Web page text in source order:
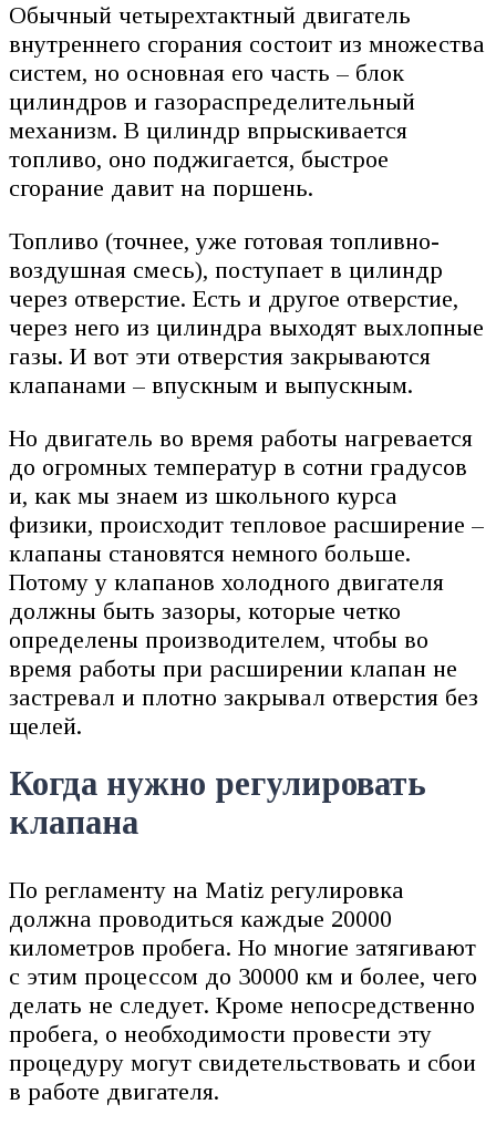
Обычный четырехтактный двигатель
внутреннего сгорания состоит из множества
систем, но основная его часть – блок
цилиндров и газораспределительный
механизм. В цилиндр впрыскивается
топливо, оно поджигается, быстрое
сгорание давит на поршень.
Топливо (точнее, уже готовая топливно-
воздушная смесь), поступает в цилиндр
через отверстие. Есть и другое отверстие,
через него из цилиндра выходят выхлопные
газы. И вот эти отверстия закрываются
клапанами – впускным и выпускным.
Но двигатель во время работы нагревается
до огромных температур в сотни градусов
и, как мы знаем из школьного курса
физики, происходит тепловое расширение –
клапаны становятся немного больше.
Потому у клапанов холодного двигателя
должны быть зазоры, которые четко
определены производителем, чтобы во
время работы при расширении клапан не
застревал и плотно закрывал отверстия без
щелей.
Когда нужно регулировать
клапана
По регламенту на Matiz регулировка
должна проводиться каждые 20000
километров пробега. Но многие затягивают
с этим процессом до 30000 км и более, чего
делать не следует. Кроме непосредственно
пробега, о необходимости провести эту
процедуру могут свидетельствовать и сбои
в работе двигателя.